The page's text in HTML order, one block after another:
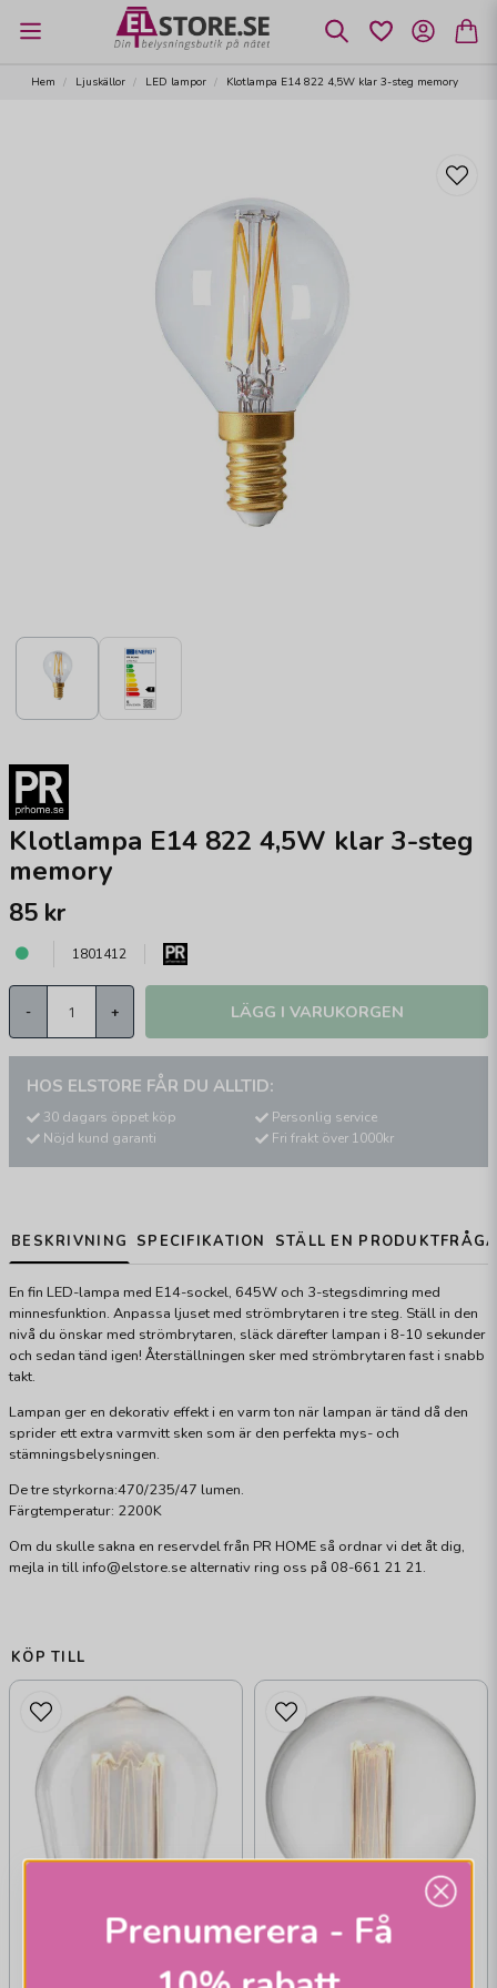
Hem Ljuskällor LED lampor Klotlampa E14 822 4,5W klar 3-steg memory
Klotlampa E14 822 4,5W klar 3-steg
memory
85 kr
1801412
- + LÄGG I VARUKORGEN
HOS ELSTORE FÅR DU ALLTID:
30 dagars öppet köp
Nöjd kund garanti
Personlig service
Fri frakt över 1000kr
BESKRIVNING SPECIFIKATION STÄLL EN
En fin LED-lampa med E14-sockel, 645W och 3-stegsdimring med
minnesfunktion. Anpassa ljuset med strömbrytaren i tre steg. Ställ in den
nivå du önskar med strömbrytaren, släck därefter lampan i 8-10 sekunder
och sedan tänd igen! Återställningen sker med strömbrytaren fast i snabb
takt.
Lampan ger en dekorativ effekt i en varm ton när lampan är tänd då den
sprider ett extra varmvitt sken som är den perfekta mys- och
stämningsbelysningen.
De tre styrkorna:470/235/47 lumen.
Färgtemperatur: 2200K
Om du skulle sakna en reservdel från PR HOME så ordnar vi det åt dig,
mejla in till info@elstore.se alternativ ring oss på 08-661 21 21.
KÖP TILL
Prenumerera - Få